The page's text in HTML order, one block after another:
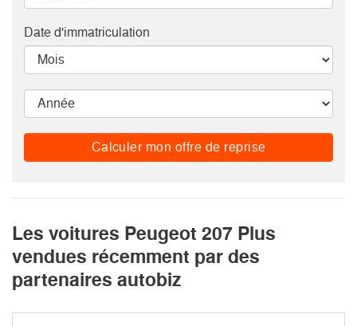
Date d'immatriculation
Calculer mon offre de reprise
Les voitures Peugeot 207 Plus
vendues récemment par des
partenaires autobiz